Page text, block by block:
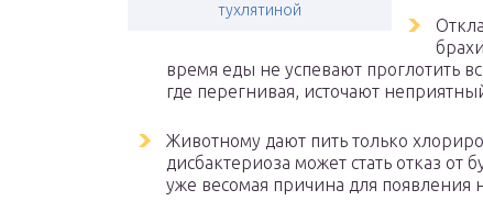
тухлятиной
время еды не успевают проглотить
где перегнивая, источают
Животному дают пить только
дисбактериоза может стать отказ
уже весомая причина для появления